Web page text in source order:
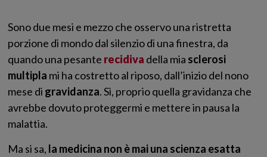
Sono due mesi e mezzo che osservo una ristretta
porzione di mondo dal silenzio di una finestra, da
quando una pesante recidiva della mia sclerosi
multipla mi ha costretto al riposo, dall’inizio del nono
mese di gravidanza. Sì, proprio quella gravidanza che
avrebbe dovuto proteggermi e mettere in pausa la
malattia.
Ma si sa, la medicina non è mai una scienza esatta